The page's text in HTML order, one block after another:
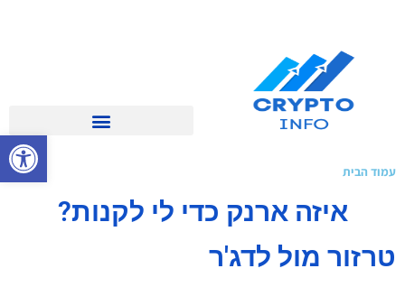
פתח
עמוד הבית
איזה ארנק כדי לי לקנות?
טרזור ​​מול לדג'ר